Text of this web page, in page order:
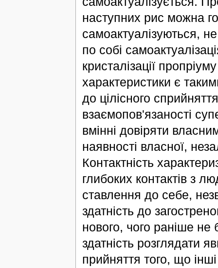
наступних рис можна
самоактуалізуються,
по собі
кристалізації
характеристики є
до цілісного
взаємопов'язаності
вмінні довіряти
наявності власної,
Контактність
глибоких контактів з
ставлення до себе,
здатність до
нового, чого раніше не
здатність розглядати
прийняття того, що